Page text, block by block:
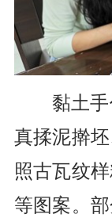
黏土
真揉泥擀
照古瓦纹
等图案。